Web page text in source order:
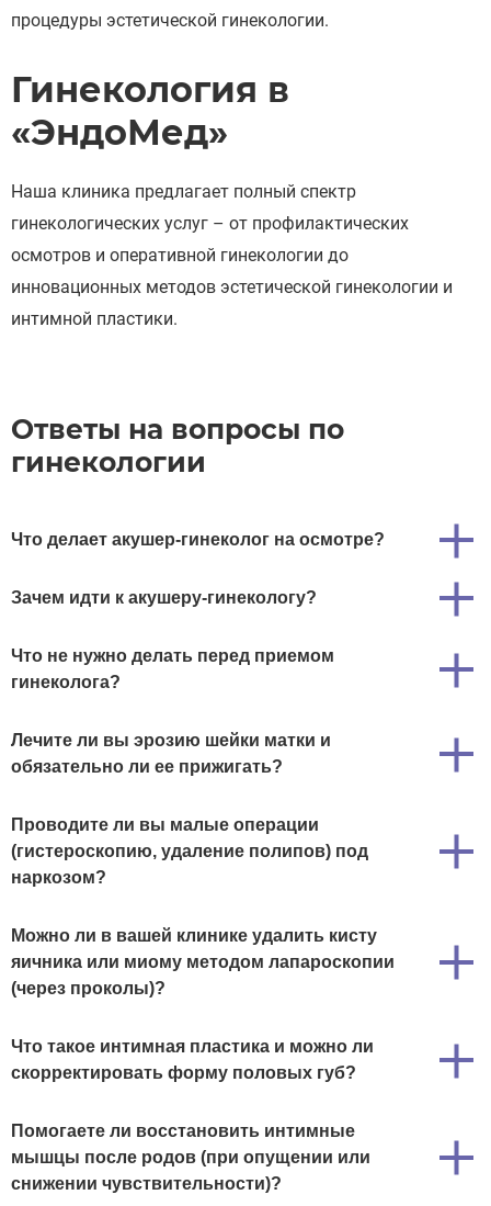
процедуры эстетической гинекологии.
Гинекология в
«ЭндоМед»
Наша клиника предлагает полный спектр
гинекологических услуг – от профилактических
осмотров и оперативной гинекологии до
инновационных методов эстетической гинекологии и
интимной пластики.
Ответы на вопросы по
гинекологии
Что делает акушер-гинеколог на осмотре?
Зачем идти к акушеру-гинекологу?
Что не нужно делать перед приемом
гинеколога?
Лечите ли вы эрозию шейки матки и
обязательно ли ее прижигать?
Проводите ли вы малые операции
(гистероскопию, удаление полипов) под
наркозом?
Можно ли в вашей клинике удалить кисту
яичника или миому методом лапароскопии
(через проколы)?
Что такое интимная пластика и можно ли
скорректировать форму половых губ?
Помогаете ли восстановить интимные
мышцы после родов (при опущении или
снижении чувствительности)?